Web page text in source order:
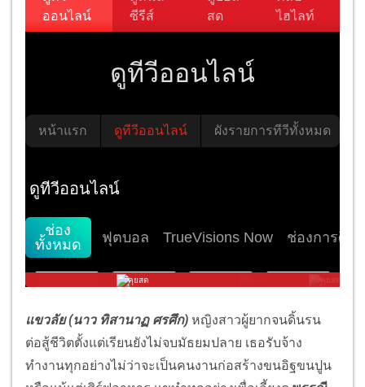
แขวลัย(นาว ทิสานาฏ ศรศึก) หญิงสาวผู้ยากจนดิ้นรน
ต่อสู้ชีวิตตั้งแต่เรียนยังไม่จบมัธยมปลาย เธอรับจ้าง
ทำงานทุกอย่างไม่ว่าจะเป็นคนงานก่อสร้างขนอิฐขนปูน